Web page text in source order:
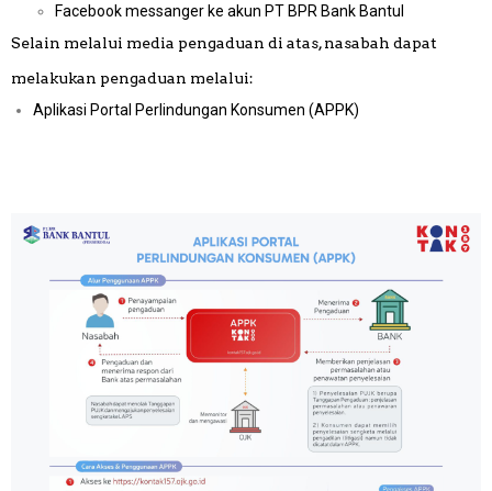
Facebook messanger ke akun PT BPR Bank Bantul
Selain melalui media pengaduan di atas, nasabah dapat
melakukan pengaduan melalui:
Aplikasi Portal Perlindungan Konsumen (APPK)